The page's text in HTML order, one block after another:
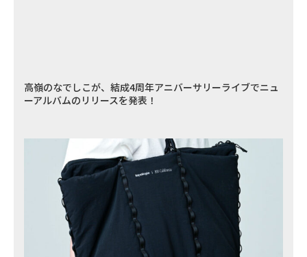
高嶺のなでしこが、結成4周年アニバーサリーライブでニュ
ーアルバムのリリースを発表！